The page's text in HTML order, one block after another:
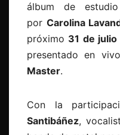
álbum de
por Carolina
próximo 31 de julio
presentado en
Master.
Con la
Santibáñez,